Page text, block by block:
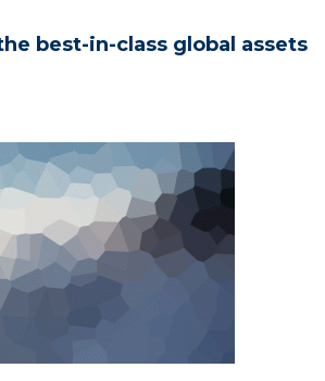
best-in-class global assets